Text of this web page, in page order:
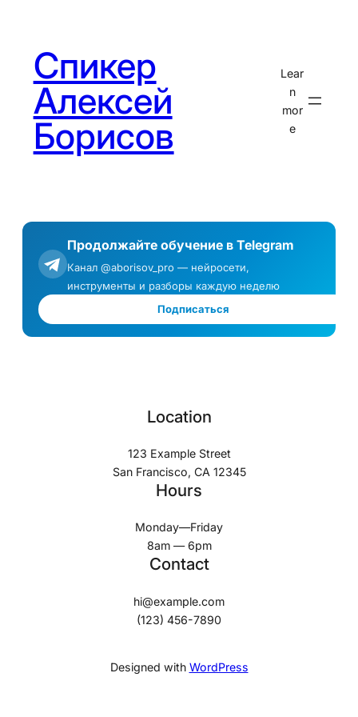
содержимому
Спикер
Алексей
Борисов
Lear
n
mor
e
Продолжайте обучение в Telegram
Канал @aborisov_pro — нейросети,
инструменты и разборы каждую неделю
Подписаться
Location
123 Example Street
San Francisco, CA 12345
Hours
Monday—Friday
8am — 6pm
Contact
hi@example.com
(123) 456-7890
Designed with WordPress